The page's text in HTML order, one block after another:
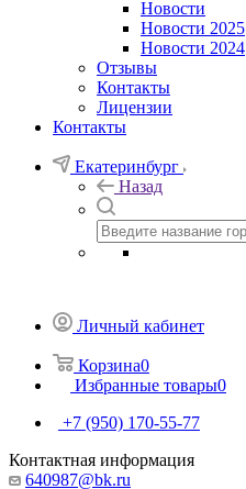
Новости
Новости 2025
Новости 2024
Отзывы
Контакты
Лицензии
Контакты
Екатеринбург
Назад
Личный кабинет
Корзина0
Избранные товары0
+7 (950) 170-55-77
Контактная информация
640987@bk.ru